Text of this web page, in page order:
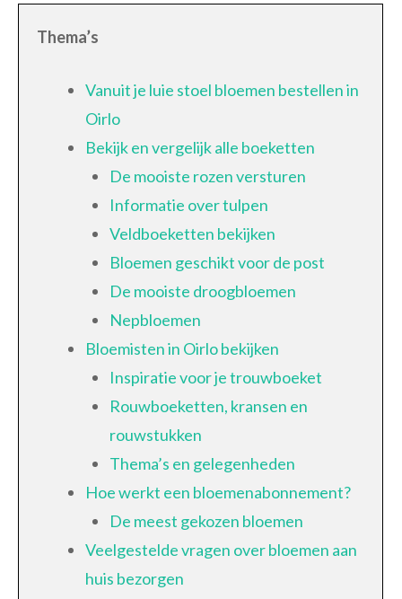
Thema’s
Vanuit je luie stoel bloemen bestellen in
Oirlo
Bekijk en vergelijk alle boeketten
De mooiste rozen versturen
Informatie over tulpen
Veldboeketten bekijken
Bloemen geschikt voor de post
De mooiste droogbloemen
Nepbloemen
Bloemisten in Oirlo bekijken
Inspiratie voor je trouwboeket
Rouwboeketten, kransen en
rouwstukken
Thema’s en gelegenheden
Hoe werkt een bloemenabonnement?
De meest gekozen bloemen
Veelgestelde vragen over bloemen aan
huis bezorgen